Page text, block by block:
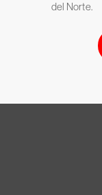
del Norte.